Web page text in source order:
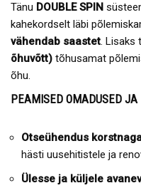
Tänu DOUBLE SPIN
kahekordselt läbi
vähendab saastet. Lisaks
õhuvõtt) tõhusamat
õhu.
PEAMISED OMADUSED JA
Otseühendus
hästi uusehitistele ja
Ülesse ja küljele